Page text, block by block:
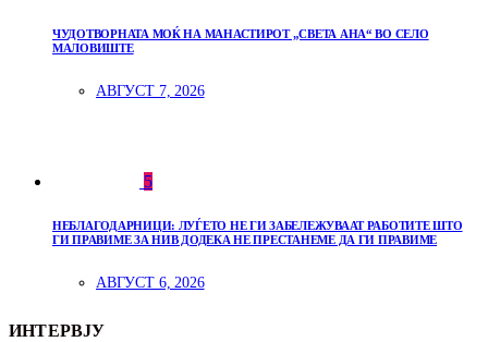
ЧУДОТВОРНАТА МОЌ НА МАНАСТИРОТ „СВЕТА АНА“ ВО СЕЛО
МАЛОВИШТЕ
АВГУСТ 7, 2026
5
НЕБЛАГОДАРНИЦИ: ЛУЃЕТО НЕ ГИ ЗАБЕЛЕЖУВААТ РАБОТИТЕ ШТО
ГИ ПРАВИМЕ ЗА НИВ ДОДЕКА НЕ ПРЕСТАНЕМЕ ДА ГИ ПРАВИМЕ
АВГУСТ 6, 2026
ИНТЕРВЈУ